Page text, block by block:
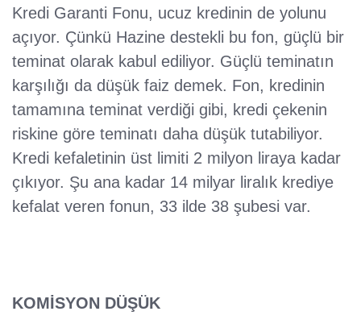
Kredi Garanti Fonu, ucuz kredinin de yolunu
açıyor. Çünkü Hazine destekli bu fon, güçlü bir
teminat olarak kabul ediliyor. Güçlü teminatın
karşılığı da düşük faiz demek. Fon, kredinin
tamamına teminat verdiği gibi, kredi çekenin
riskine göre teminatı daha düşük tutabiliyor.
Kredi kefaletinin üst limiti 2 milyon liraya kadar
çıkıyor. Şu ana kadar 14 milyar liralık krediye
kefalat veren fonun, 33 ilde 38 şubesi var.
KOMİSYON DÜŞÜK